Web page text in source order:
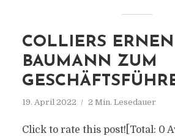
COLLIERS
BAUMANN ZUM
19. April 2022 2 Min. Lesedauer
Click to rate this post![Total: 0